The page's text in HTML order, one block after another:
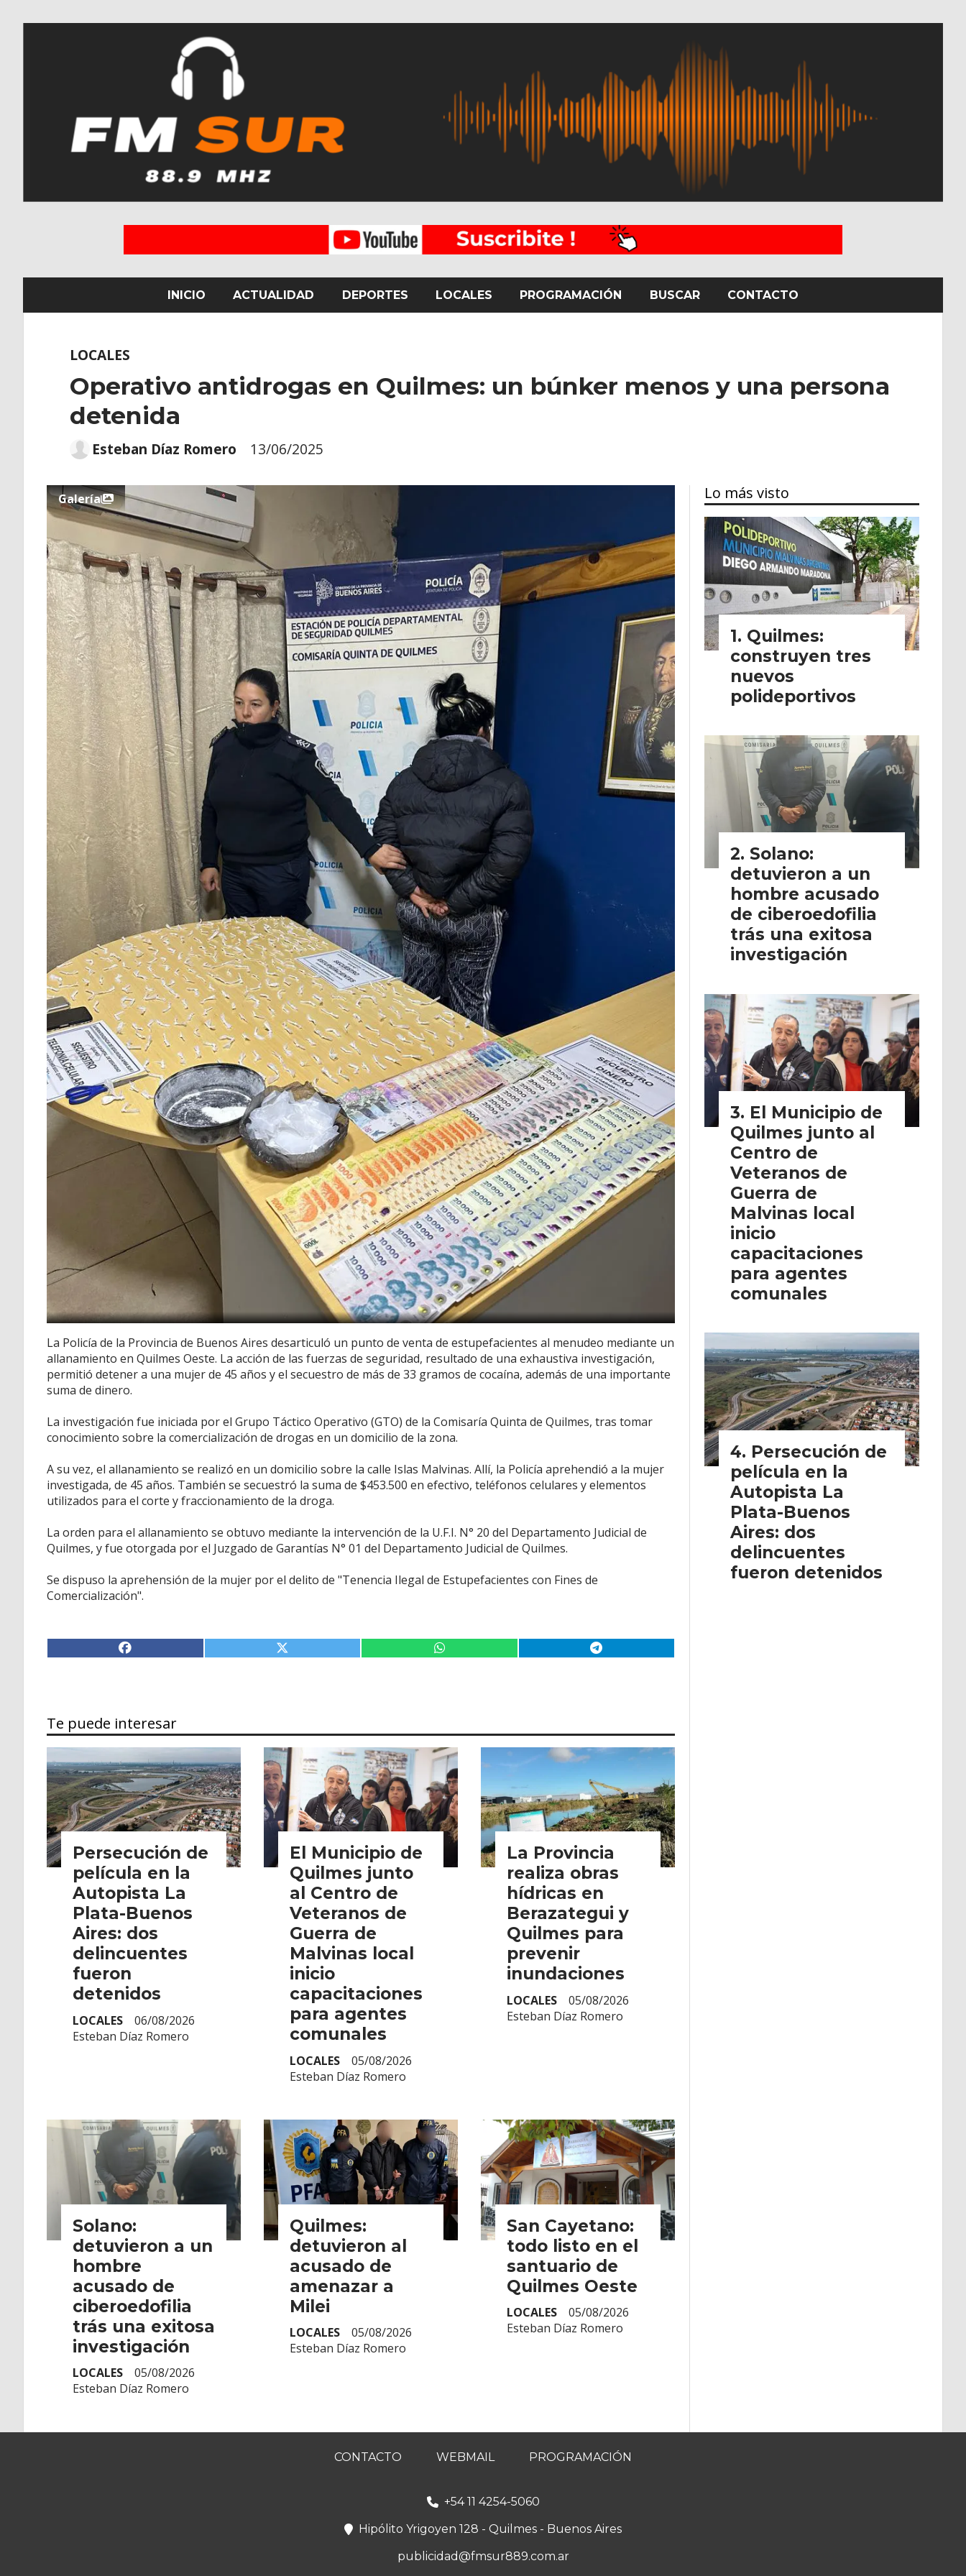
INICIO ACTUALIDAD DEPORTES LOCALES PROGRAMACIÓN BUSCAR CONTACTO
Operativo antidrogas en Quilmes: un búnker menos y una persona
detenida
LOCALES
13/06/2025
Esteban Díaz Romero
Galería
La Policía de la Provincia de Buenos Aires desarticuló un punto de venta de estupefacientes al menudeo mediante un
allanamiento en Quilmes Oeste. La acción de las fuerzas de seguridad, resultado de una exhaustiva investigación,
permitió detener a una mujer de 45 años y el secuestro de más de 33 gramos de cocaína, además de una importante
suma de dinero.
La investigación fue iniciada por el Grupo Táctico Operativo (GTO) de la Comisaría Quinta de Quilmes, tras tomar
conocimiento sobre la comercialización de drogas en un domicilio de la zona.
A su vez, el allanamiento se realizó en un domicilio sobre la calle Islas Malvinas. Allí, la Policía aprehendió a la mujer
investigada, de 45 años. También se secuestró la suma de $453.500 en efectivo, teléfonos celulares y elementos
utilizados para el corte y fraccionamiento de la droga.
La orden para el allanamiento se obtuvo mediante la intervención de la U.F.I. N° 20 del Departamento Judicial de
Quilmes, y fue otorgada por el Juzgado de Garantías N° 01 del Departamento Judicial de Quilmes.
Se dispuso la aprehensión de la mujer por el delito de "Tenencia Ilegal de Estupefacientes con Fines de
Comercialización".
Te puede interesar
Persecución de
película en la
Autopista La
Plata-Buenos
Aires: dos
delincuentes
fueron
detenidos
Esteban Díaz Romero
LOCALES 06/08/2026
El Municipio de
Quilmes junto
al Centro de
Veteranos de
Guerra de
Malvinas local
inicio
capacitaciones
para agentes
comunales
Esteban Díaz Romero
LOCALES 05/08/2026
La Provincia
realiza obras
hídricas en
Berazategui y
Quilmes para
prevenir
inundaciones
Esteban Díaz Romero
LOCALES 05/08/2026
Solano:
detuvieron a un
hombre
acusado de
ciberoedofilia
trás una exitosa
investigación
Esteban Díaz Romero
LOCALES 05/08/2026
Quilmes:
detuvieron al
acusado de
amenazar a
Milei
Esteban Díaz Romero
LOCALES 05/08/2026
San Cayetano:
todo listo en el
santuario de
Quilmes Oeste
Esteban Díaz Romero
LOCALES 05/08/2026
Lo más visto
Quilmes:
construyen tres
nuevos
polideportivos
Solano:
detuvieron a un
hombre acusado
de ciberoedofilia
trás una exitosa
investigación
El Municipio de
Quilmes junto al
Centro de
Veteranos de
Guerra de
Malvinas local
inicio
capacitaciones
para agentes
comunales
Persecución de
película en la
Autopista La
Plata-Buenos
Aires: dos
delincuentes
fueron detenidos
CONTACTO WEBMAIL PROGRAMACIÓN
+54 11 4254-5060
Hipólito Yrigoyen 128 - Quilmes - Buenos Aires
publicidad@fmsur889.com.ar